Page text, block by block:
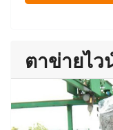
ตาข่ายไว